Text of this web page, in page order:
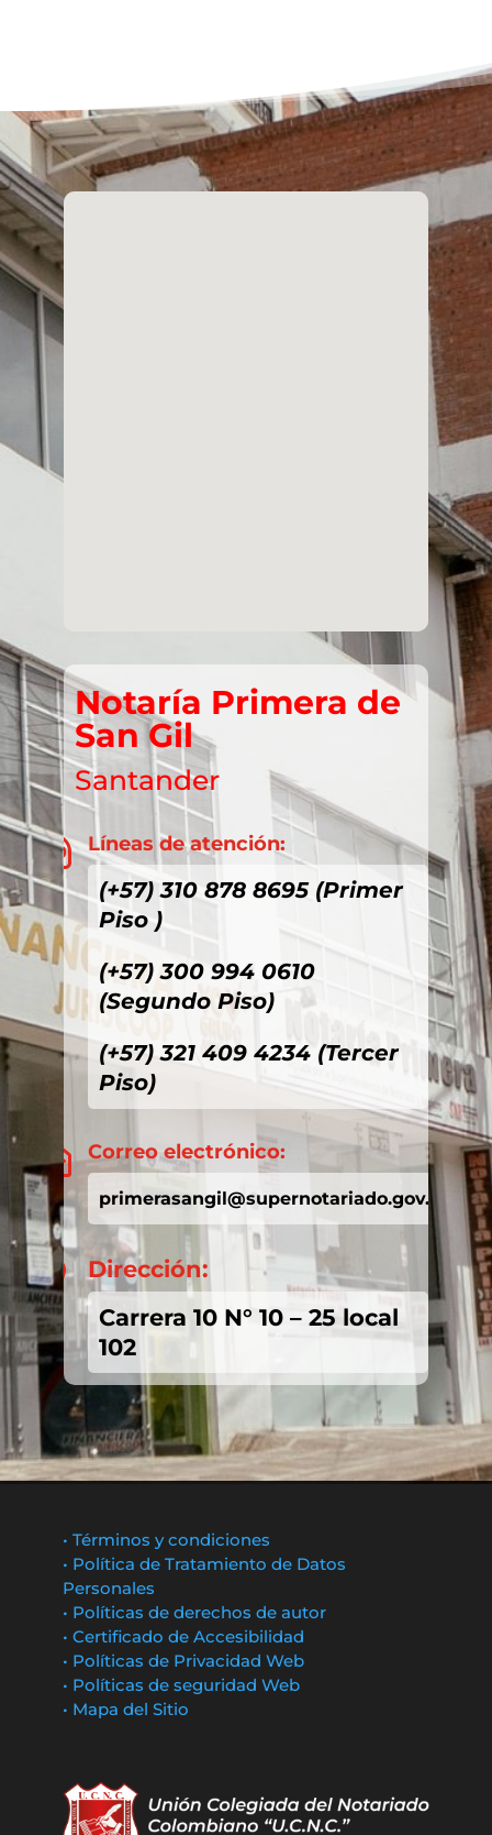
Notaría Primera de
San Gil
Santander
 Líneas de atención:
(+57) 310 878 8695 (Primer
Piso )
(+57) 300 994 0610
(Segundo Piso)
(+57) 321 409 4234 (Tercer
Piso)
 Correo electrónico:
primerasangil@supernotariado.gov.co

Dirección:
Carrera 10 N° 10 – 25 local
102
• Términos y condiciones
• Política de Tratamiento de Datos
Personales
• Políticas de derechos de autor
• Certificado de Accesibilidad
• Políticas de Privacidad Web
• Políticas de seguridad Web
• Mapa del Sitio